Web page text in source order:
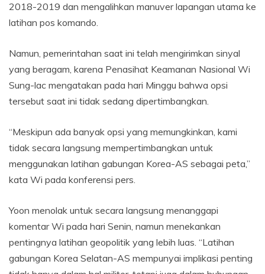
2018-2019 dan mengalihkan manuver lapangan utama ke
latihan pos komando.
Namun, pemerintahan saat ini telah mengirimkan sinyal
yang beragam, karena Penasihat Keamanan Nasional Wi
Sung-lac mengatakan pada hari Minggu bahwa opsi
tersebut saat ini tidak sedang dipertimbangkan.
“Meskipun ada banyak opsi yang memungkinkan, kami
tidak secara langsung mempertimbangkan untuk
menggunakan latihan gabungan Korea-AS sebagai peta,”
kata Wi pada konferensi pers.
Yoon menolak untuk secara langsung menanggapi
komentar Wi pada hari Senin, namun menekankan
pentingnya latihan geopolitik yang lebih luas. “Latihan
gabungan Korea Selatan-AS mempunyai implikasi penting